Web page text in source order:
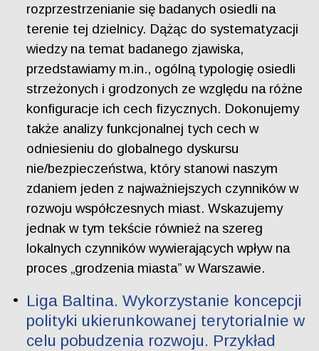
rozprzestrzenianie się badanych osiedli na
terenie tej dzielnicy. Dążąc do systematyzacji
wiedzy na temat badanego zjawiska,
przedstawiamy m.in., ogólną typologię osiedli
strzeżonych i grodzonych ze względu na różne
konfiguracje ich cech fizycznych. Dokonujemy
także analizy funkcjonalnej tych cech w
odniesieniu do globalnego dyskursu
nie/bezpieczeństwa, który stanowi naszym
zdaniem jeden z najważniejszych czynników w
rozwoju współczesnych miast. Wskazujemy
jednak w tym tekście również na szereg
lokalnych czynników wywierających wpływ na
proces „grodzenia miasta” w Warszawie.
Liga Baltina. Wykorzystanie koncepcji
polityki ukierunkowanej terytorialnie w
celu pobudzenia rozwoju. Przykład